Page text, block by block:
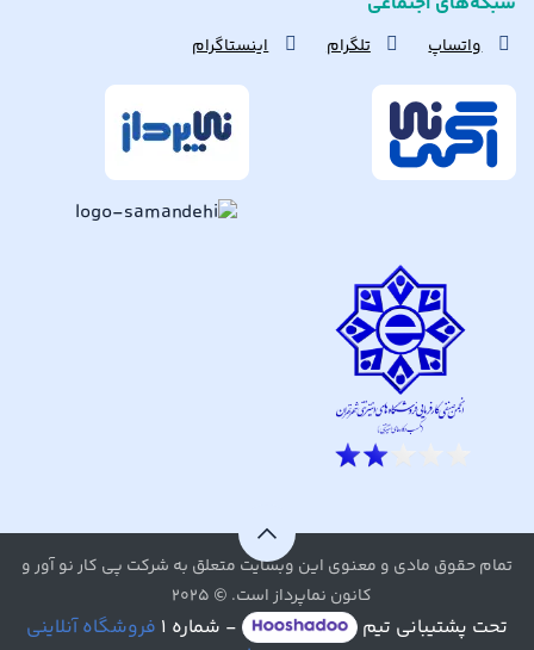
واتساپ تلگرام اینستاگرام
تمام حقوق مادی و معنوی این وبسایت متعلق به شرکت پی کار نو آور و
کانون نماپرداز است. © ۲۰۲۵
تحت پشتیبانی تیم - شماره ۱ فروشگاه آنلاینی